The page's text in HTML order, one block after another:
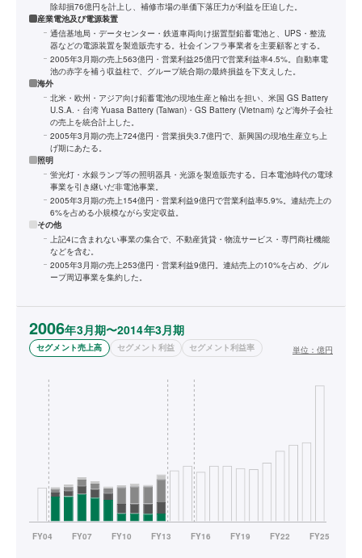
除却損76億円を計上し、補修市場の単価下落圧力が利益を圧迫した。
産業電池及び電源装置
通信基地局・データセンター・鉄道車両向け据置型鉛蓄電池と、UPS・整流
器などの電源装置を製造販売する。社会インフラ事業者を主要顧客とする。
2005年3月期の売上563億円・営業利益25億円で営業利益率4.5%。自動車電
池の赤字を補う収益柱で、グループ統合期の最終損益を下支えした。
海外
北米・欧州・アジア向け鉛蓄電池の現地生産と輸出を担い、米国 GS Battery
U.S.A.・台湾 Yuasa Battery (Taiwan)・GS Battery (Vietnam) など海外子会社
の売上を統合計上した。
2005年3月期の売上724億円・営業損失3.7億円で、新興国の現地生産立ち上
げ期にあたる。
照明
蛍光灯・水銀ランプ等の照明器具・光源を製造販売する。日本電池時代の電球
事業を引き継いだ非電池事業。
2005年3月期の売上154億円・営業利益9億円で営業利益率5.9%。連結売上の
6%を占める小規模ながら安定収益。
その他
上記4に含まれない事業の集合で、不動産賃貸・物流サービス・専門商社機能
などを含む。
2005年3月期の売上253億円・営業利益9億円。連結売上の10%を占め、グル
ープ周辺事業を集約した。
2006年3月期〜2014年3月期
セグメント売上高 セグメント利益 セグメント利益率 単位： 億円